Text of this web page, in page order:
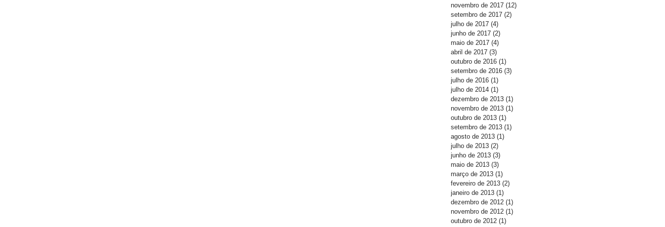
novembro de 2017 (12)
setembro de 2017 (2)
julho de 2017 (4)
junho de 2017 (2)
maio de 2017 (4)
abril de 2017 (3)
outubro de 2016 (1)
setembro de 2016 (3)
julho de 2016 (1)
julho de 2014 (1)
dezembro de 2013 (1)
novembro de 2013 (1)
outubro de 2013 (1)
setembro de 2013 (1)
agosto de 2013 (1)
julho de 2013 (2)
junho de 2013 (3)
maio de 2013 (3)
março de 2013 (1)
fevereiro de 2013 (2)
janeiro de 2013 (1)
dezembro de 2012 (1)
novembro de 2012 (1)
outubro de 2012 (1)